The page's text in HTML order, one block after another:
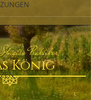
Praktiker
König